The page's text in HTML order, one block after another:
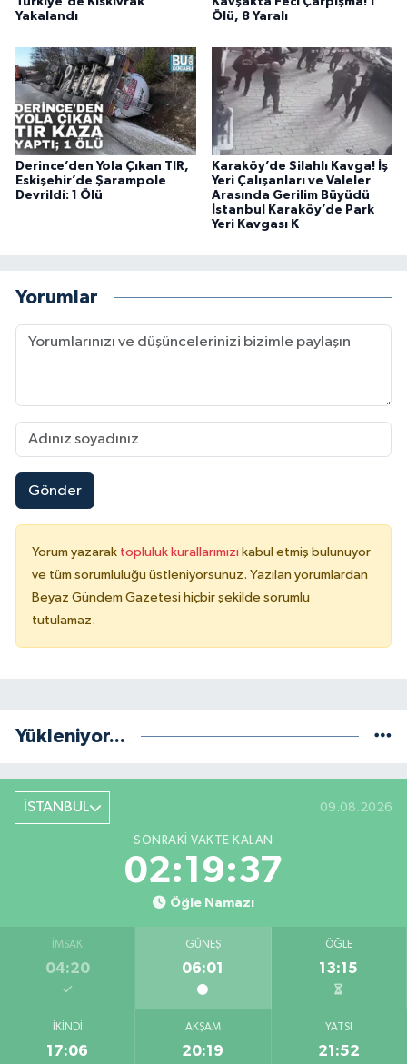
Yakalandı
Ölü, 8 Yaralı
Derince’den Yola Çıkan TIR,
Eskişehir’de Şarampole
Devrildi: 1 Ölü
Karaköy’de Silahlı Kavga! İş
Yeri Çalışanları ve Valeler
Arasında Gerilim Büyüdü
İstanbul Karaköy’de Park
Yeri Kavgası K
Yorumlar
Gönder
Yorum yazarak topluluk kurallarımızı kabul etmiş bulunuyor
ve tüm sorumluluğu üstleniyorsunuz. Yazılan yorumlardan
Beyaz Gündem Gazetesi hiçbir şekilde sorumlu
tutulamaz.
Yükleniyor...
İSTANBUL 09.08.2026
SONRAKI VAKTE KALAN
02:19:37
Öğle Namazı
İMSAK
04:20
GÜNEŞ
06:01
ÖĞLE
13:15
İKINDI
17:06
AKŞAM
20:19
YATSI
21:52